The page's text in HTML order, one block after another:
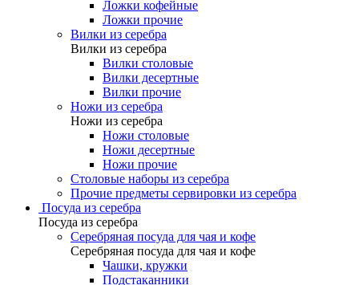
Ложки кофейные
Ложки прочие
Вилки из серебра
Вилки из серебра
Вилки столовые
Вилки десертные
Вилки прочие
Ножи из серебра
Ножи из серебра
Ножи столовые
Ножи десертные
Ножи прочие
Столовые наборы из серебра
Прочие предметы сервировки из серебра
Посуда из серебра
Посуда из серебра
Серебряная посуда для чая и кофе
Серебряная посуда для чая и кофе
Чашки, кружки
Подстаканники